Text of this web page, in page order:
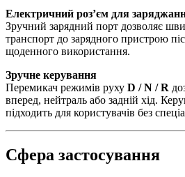
Електричний роз’єм для
Зручний зарядний порт дозволяє
транспорт до зарядного пристрою
щоденного використання.
Зручне керування
Перемикач режимів руху D / N / R
вперед, нейтраль або задній хід.
підходить для користувачів без
Сфера застосування